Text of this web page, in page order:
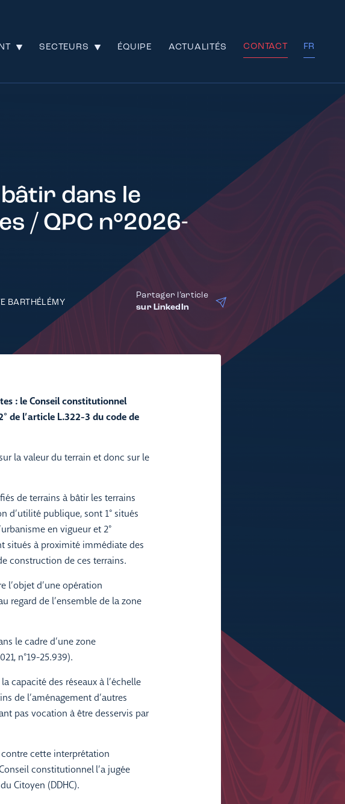
SECTEURS ÉQUIPE ACTUALITÉS CONTACT FR
dans le
/ QPC n°2026-
BARTHÉLÉMY
Partager l’article
sur LinkedIn
: le Conseil constitutionnel
de l’article L.322-3 du code de
la valeur du terrain et donc sur le
de terrains à bâtir les terrains
d’utilité publique, sont 1° situés
en vigueur et 2°
situés à proximité immédiate des
construction de ces terrains.
l’objet d’une opération
regard de l’ensemble de la zone
le cadre d’une zone
n°19-25.939).
capacité des réseaux à l’échelle
de l’aménagement d’autres
pas vocation à être desservis par
cette interprétation
constitutionnel l’a jugée
Citoyen (DDHC).